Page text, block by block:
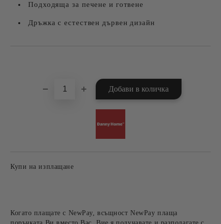
Подходяща за печене и готвене
Дръжка с естествен дървен дизайн
Купи на изплащане
Когато плащате с NewPay, всъщност NewPay плаща